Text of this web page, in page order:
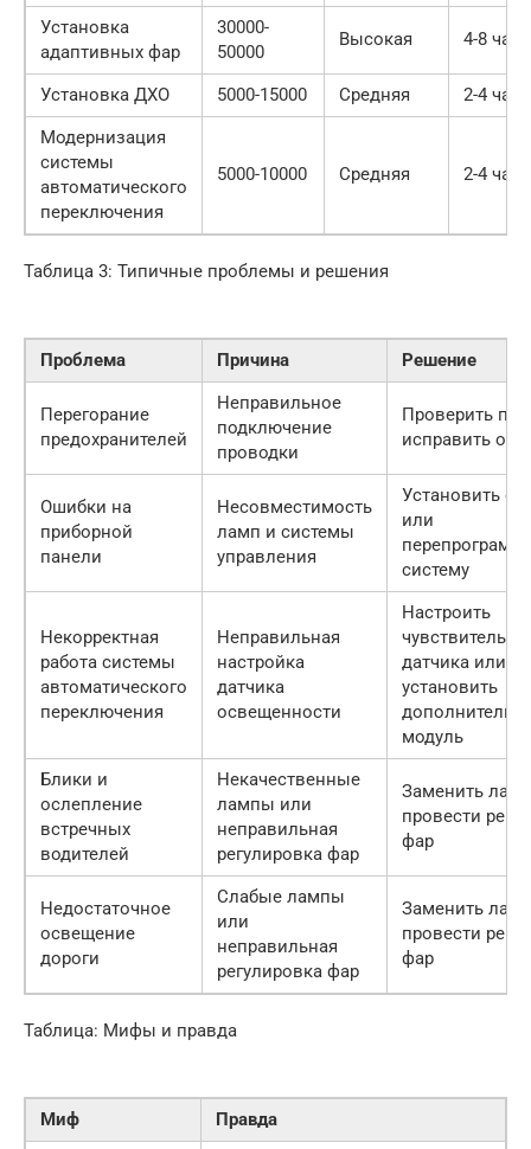
Установка
адаптивных фар
30000-
50000
Высокая 4-8
Установка ДХО 5000-15000 Средняя
2-4 часа
Модернизация
системы
автоматического
переключения
5000-10000 Средняя 2-4 часа
Таблица 3: Типичные проблемы и решения
Проблема Причина Решение
Перегорание
предохранителей
Неправильное
подключение
проводки
Проверить
исправить
Ошибки на
приборной
панели
Несовместимость
ламп и системы
управления
Установить
или
систему
Некорректная
работа системы
автоматического
переключения
Неправильная
настройка
датчика
освещенности
Настроить
датчика или
установить
модуль
Блики и
ослепление
встречных
водителей
Некачественные
лампы или
неправильная
регулировка фар
Заменить
провести
фар
Недостаточное
освещение
дороги
Слабые лампы
или
неправильная
регулировка фар
Заменить
провести
фар
Таблица: Мифы и правда
Миф Правда